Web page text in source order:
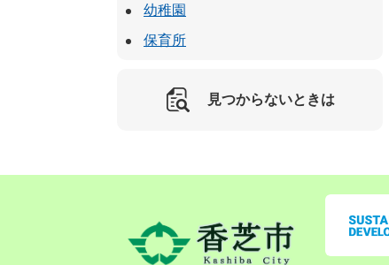
幼稚園
保育所
見つからないときは